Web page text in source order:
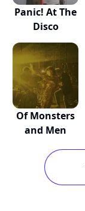
Panic! At The
Disco
Of Monsters
and Men